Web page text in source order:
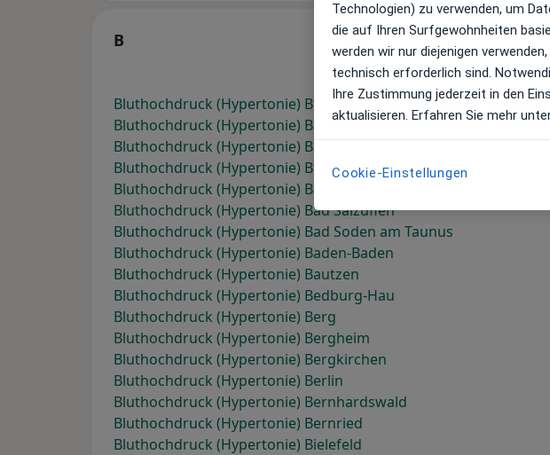
B
Bluthochdruck (Hypertonie) Babensham
Bluthochdruck (Hypertonie) Bad Aibling
Bluthochdruck (Hypertonie) Bad Ems
Bluthochdruck (Hypertonie) Bad Homburg
Bluthochdruck (Hypertonie) Bad Nauheim
Bluthochdruck (Hypertonie) Bad Salzuflen
Bluthochdruck (Hypertonie) Bad Soden am Taunus
Bluthochdruck (Hypertonie) Baden-Baden
Bluthochdruck (Hypertonie) Bautzen
Bluthochdruck (Hypertonie) Bedburg-Hau
Bluthochdruck (Hypertonie) Berg
Bluthochdruck (Hypertonie) Bergheim
Bluthochdruck (Hypertonie) Bergkirchen
Bluthochdruck (Hypertonie) Berlin
Bluthochdruck (Hypertonie) Bernhardswald
Bluthochdruck (Hypertonie) Bernried
Bluthochdruck (Hypertonie) Bielefeld
Technologien) zu verwenden, um
die auf Ihren Surfgewohnheiten
werden wir nur diejenigen
technisch erforderlich sind.
Ihre Zustimmung jederzeit in den
aktualisieren. Erfahren Sie mehr
Cookie-Einstellungen